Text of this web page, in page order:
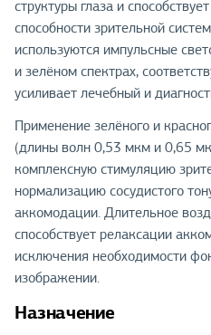
структуры глаза и
способности зрительной
используются импульсные
и зелёном спектрах,
усиливает лечебный и
Применение зелёного и
(длины волн 0,53 мкм и 0,65
комплексную стимуляцию
нормализацию сосудистого
аккомодации. Длительное
способствует релаксации
исключения необходимости
изображении.
Назначение